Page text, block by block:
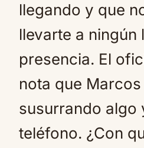
llegando y que
llevarte a ningún
presencia. El
nota que Marcos
susurrando algo
teléfono. ¿Con